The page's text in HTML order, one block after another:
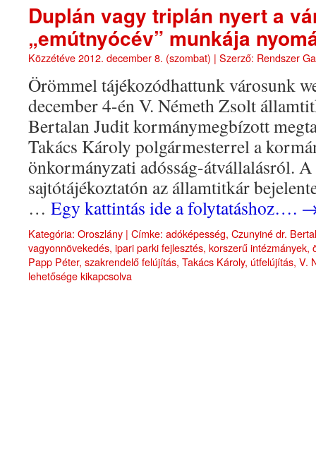
Duplán vagy triplán nyert a
„emútnyócév” munkája
Közzétéve2012. december 8. (szombat) | Szerző: Rendszer
Örömmel tájékozódhattunk városunk
december 4-én V. Németh Zsolt
Bertalan Judit kormánymegbízott
Takács Károly polgármesterrel a
önkormányzati adósság-átvállalásról.
sajtótájékoztatón az államtitkár
… Egy kattintás ide a folytatáshoz….
Kategória: Oroszlány | Címke: adóképesség, Czunyiné dr.
vagyonnövekedés, ipari parki fejlesztés, korszerű intézmányek,
Papp Péter, szakrendelő felújítás, Takács Károly, útfelújítás, V.
lehetősége kikapcsolva